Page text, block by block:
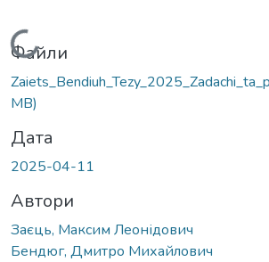
Вантажиться...
Файли
MB)
Дата
2025-04-11
Автори
Заєць, Максим Леонідович
Бендюг, Дмитро Михайлович